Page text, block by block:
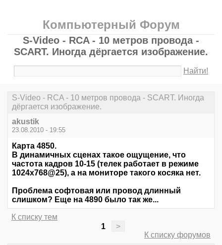
Компьютерный Форум
S-Video - RCA - 10 метров провода -
SCART. Иногда дёргается изображение.
Найти!
S-Video - RCA - 10 метров провода - SCART. Иногда
дёргается изображение.
akustik
23.08.2010 - 19:55
Карта 4850.
В динамичных сценах такое ощущение, что
частота кадров 10-15 (телек работает в режиме
1024х768@25), а на мониторе такого косяка нет.
Проблема софтовая или провод длинный
слишком? Еще на 4890 было так же...
К списку тем
1
>
К списку форумов